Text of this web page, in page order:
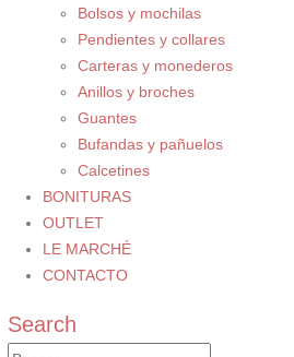
Bolsos y mochilas
Pendientes y collares
Carteras y monederos
Anillos y broches
Guantes
Bufandas y pañuelos
Calcetines
BONITURAS
OUTLET
LE MARCHÉ
CONTACTO
Search